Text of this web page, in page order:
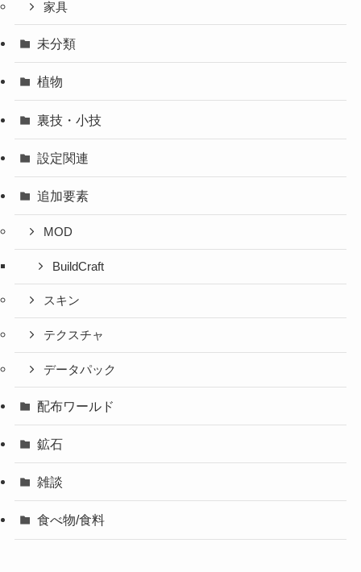
家具
未分類
植物
裏技・小技
設定関連
追加要素
MOD
BuildCraft
スキン
テクスチャ
データパック
配布ワールド
鉱石
雑談
食べ物/食料